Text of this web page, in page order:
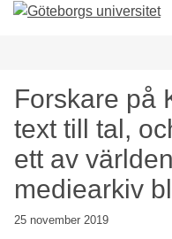
Hoppa
Forskare på
text till tal,
ett av
mediearkiv
25 november 2019